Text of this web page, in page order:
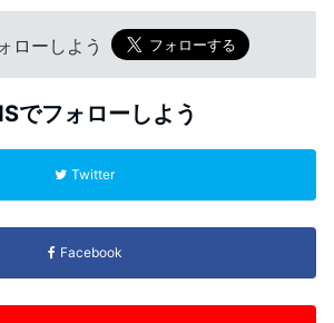
ローしよう
でフォローしよう
Twitter
Facebook